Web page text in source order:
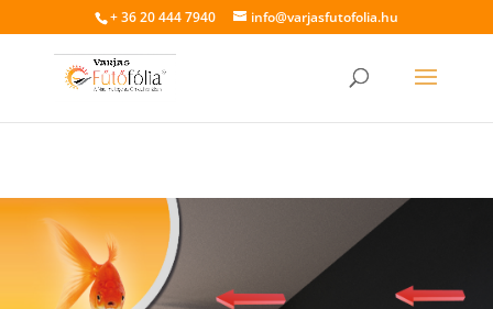
+ 36 20 444 7940 info@varjasfutofolia.hu